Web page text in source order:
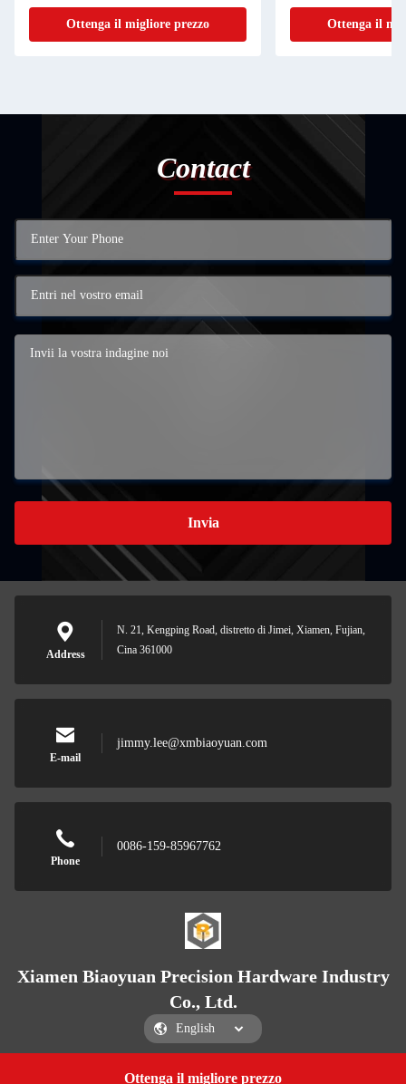
Ottenga il migliore prezzo
Ottenga il migliore prezzo Ottenga il
Contact
Invia
Address
N. 21, Kengping Road, distretto di Jimei, Xiamen, Fujian,
Cina 361000
E-mail
jimmy.lee@xmbiaoyuan.com
Phone
0086-159-85967762
Xiamen Biaoyuan Precision Hardware Industry
Co., Ltd.
Xiamen Biaoyuan Precision Hardware Industry Co., Ltd.
Get a Quote